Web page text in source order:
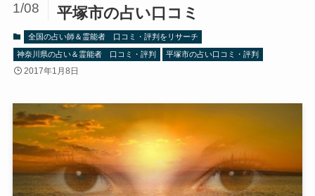
平塚市の占い口コミ
1/08
全国の占い師＆霊能者 口コミ・評判をリサーチ
神奈川県の占い＆霊能者 口コミ・評判 平塚市の占い口コミ・評判
2017年1月8日